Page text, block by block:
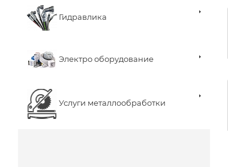
Гидравлика
Электро оборудование
Услуги металлообработки